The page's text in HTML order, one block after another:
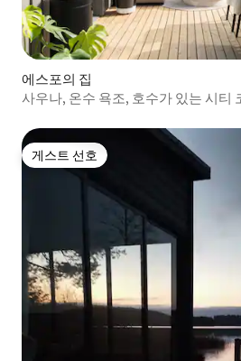
에스포의 집
사우나, 온수 욕조, 호수가 있는 시티
게스트 선호
게스트 선호